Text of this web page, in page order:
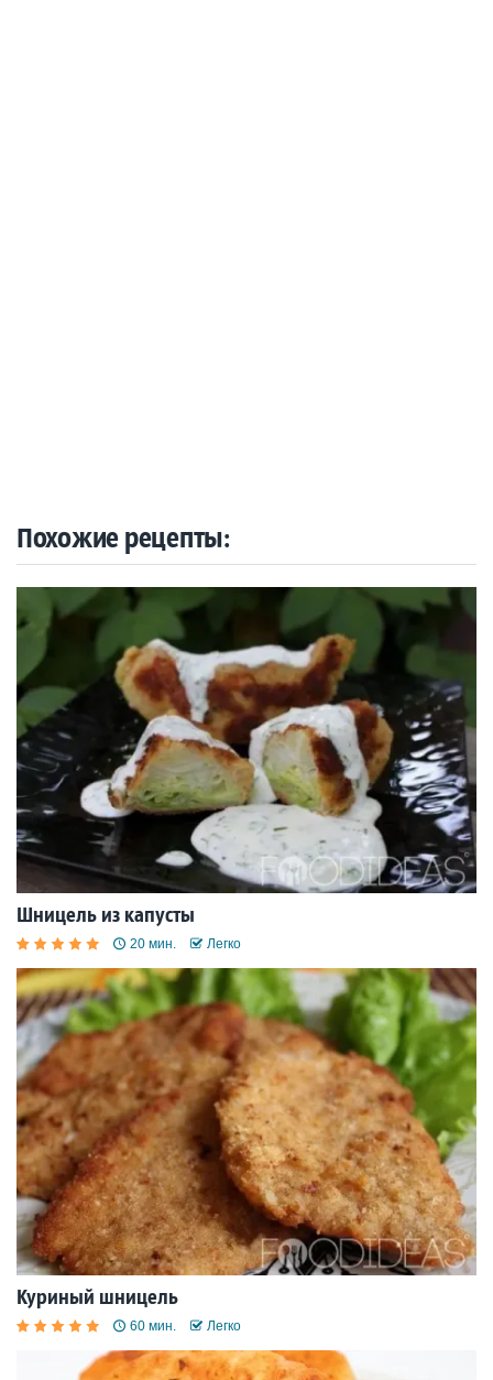
Похожие рецепты:
Шницель из капусты
20 мин. Легко
Куриный шницель
60 мин. Легко